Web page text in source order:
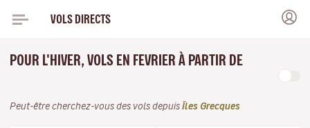
VOLS DIRECTS
POUR L'HIVER, VOLS EN FEVRIER À PARTIR DE
Peut-être cherchez-vous des vols depuis Îles Grecques